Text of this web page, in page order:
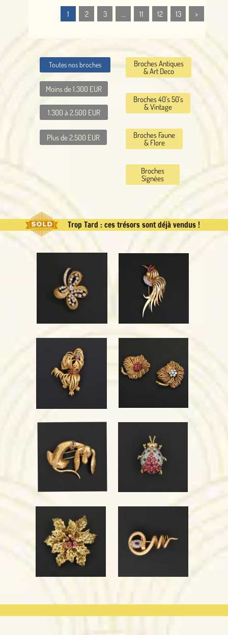
1 2 3 11 12 13 >
Broches
Signées
Broches Antiques
& Art Deco
Broches Faune
& Flore
Broches 40's 50's
& Vintage
Toutes nos broches
Moins de 1.300 EUR
Plus de 2.500 EUR
1.300 à 2.500 EUR
Trop Tard : ces trésors sont déjà vendus !